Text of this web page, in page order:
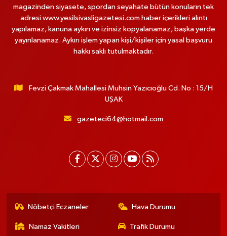
magazinden siyasete, spordan seyahate bütün konuların tek
adresi www.yesilsivasligazetesi.com haber içerikleri alıntı
yapılamaz, kanuna aykırı ve izinsiz kopyalanamaz, başka yerde
yayınlanamaz. Aykırı işlem yapan kişi/kişiler için yasal başvuru
hakkı saklı tutulmaktadır.
Fevzi Çakmak Mahallesi Muhsin Yazıcıoğlu Cd. No : 15/H
UŞAK
gazeteci64@hotmail.com
Nöbetçi Eczaneler Hava Durumu
Namaz Vakitleri Trafik Durumu